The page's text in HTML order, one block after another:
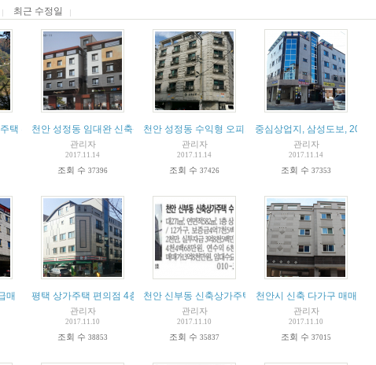
최근 수정일
택 부지 4필지 11억
천안 성정동 임대완 신축상가주택
관리자
2017.11.14
조회 수 37396
천안 성정동 수익형 오피스텔 수익률 15%
관리자
2017.11.14
조회 수 37426
중심상업지, 삼성도보, 20m대
관리자
2017.11.14
조회 수 37353
매 평택 상가주택 편의점 4층건물
관리자
2017.11.10
조회 수 38853
천안 신부동 신축상가주택 수익률 11.60%
관리자
2017.11.10
조회 수 35837
천안시 신축 다가구 매매
관리자
2017.11.10
조회 수 37015